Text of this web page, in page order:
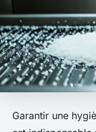
Garantir une